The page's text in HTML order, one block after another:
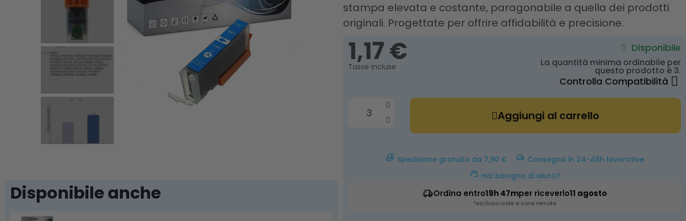
Disponibile anche
stampa elevata e costante, paragonabile a quella dei prodotti
originali. Progettate per offrire affidabilità e precisione.
1,17 €
Tasse incluse
Disponibile
La quantità minima ordinabile per
questo prodotto è 3.
Controlla Compatibilità
Aggiungi al carrello
Spedizione gratuita da 7,90 €
Consegna in 24-48h lavorative
Hai bisogno di aiuto?
Ordina entro19h 47mper riceverlo11 agosto
*escluso isole e zone remote